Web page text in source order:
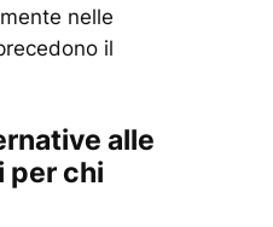
nelle
il
alle
per chi